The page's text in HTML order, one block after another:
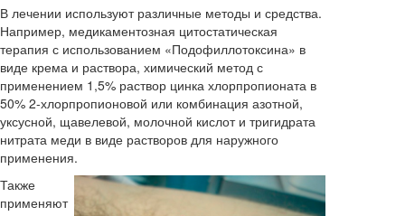
В лечении используют различные методы и средства.
Например, медикаментозная цитостатическая
терапия с использованием «Подофиллотоксина» в
виде крема и раствора, химический метод с
применением 1,5% раствор цинка хлорпропионата в
50% 2-хлорпропионовой или комбинация азотной,
уксусной, щавелевой, молочной кислот и тригидрата
нитрата меди в виде растворов для наружного
применения.
Также
применяют